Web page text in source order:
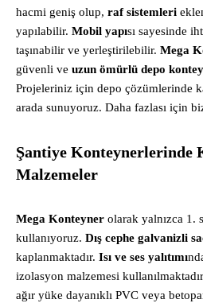
hacmi geniş olup, raf sistemleri
yapılabilir. Mobil yapısı sayesinde
taşınabilir ve yerleştirilebilir. Mega
güvenli ve uzun ömürlü depo
Projeleriniz için depo çözümlerinde
arada sunuyoruz. Daha fazlası için
Şantiye Konteynerlerinde
Malzemeler
Mega Konteyner olarak yalnızca 1.
kullanıyoruz. Dış cephe galvanizli
kaplanmaktadır. Isı ve ses yalıtımı
izolasyon malzemesi
ağır yüke dayanıklı PVC veya